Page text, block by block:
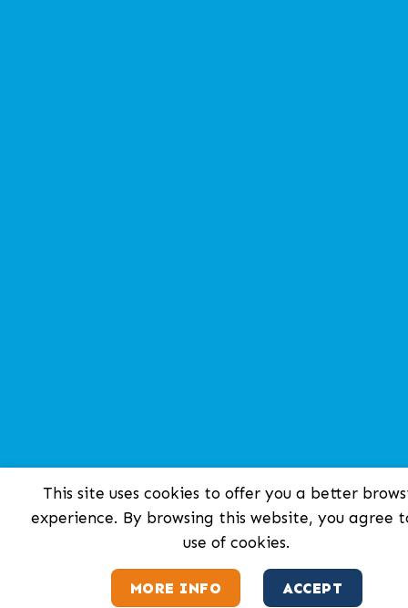
This site uses cookies to offer you a better
experience. By browsing this website, you agree
use of cookies.
MORE INFO ACCEPT